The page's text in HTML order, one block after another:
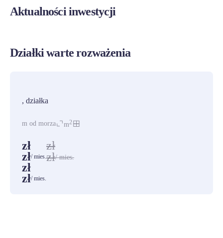
Aktualności inwestycji
Działki warte rozważenia
, działka
m od morza m2
zł
zł/ mies.
zł
zł/ mies.
zł
zł/ mies.